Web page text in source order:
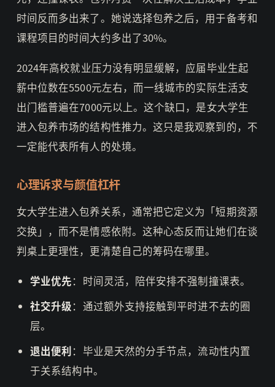
时间反而多出来了。她说选择包养之后，用于备考和
课程项目的时间大约多出了30%。
2024年高校就业压力没有明显缓解，应届毕业生起
薪中位数在5500元左右，而一线城市的实际生活支
出门槛普遍在7000元以上。这个缺口，是女大学生
进入包养市场的结构性推力。这只是我观察到的，不
一定能代表所有人的处境。
心理诉求与颜值杠杆
女大学生进入包养关系，通常把它定义为「短期资源
交换」，而不是情感依附。这种心态反而让她们在谈
判桌上更理性，更清楚自己的筹码在哪里。
学业优先：时间灵活，陪伴安排不强制撞课表。
社交升级：通过额外支持接触到平时进不去的圈
层。
退出便利：毕业是天然的分手节点，流动性内置
于关系结构中。